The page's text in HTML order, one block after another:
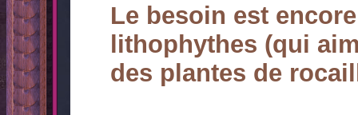
Le besoin est
lithophythes (qui
des plantes de